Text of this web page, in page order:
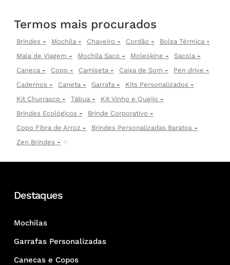
Termos mais procurados
Brindes Mochila Chaveiro Cordão
Bolsa Térmica
Mala de Viagem
Mochila Saco Moleskine
Sacola
Caneca
Copo Camiseta Caixa de Som
Pen drive
Cadernos
Caneta Garrafa
Kits Personalizados
Kit Churrasco
Tábua
Kit Vinho e Queijo
Brindes Ecológicos
Brinde Corporativo
Copo Fibra de Arroz
Brindes Personalizadas Baratos
Zen Brindes
✨
Destaques
Mochilas
Garrafas Personalizadas
Canecas e Copos